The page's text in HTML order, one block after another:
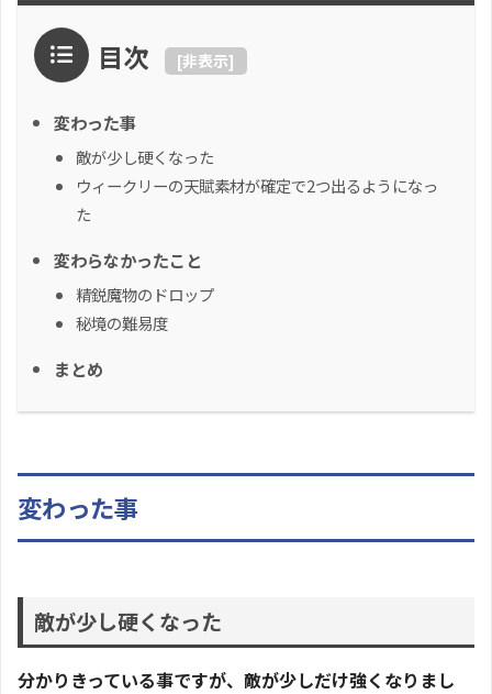
目次 [非表示]
変わった事
敵が少し硬くなった
ウィークリーの天賦素材が確定で2つ出るようになっ
た
変わらなかったこと
精鋭魔物のドロップ
秘境の難易度
まとめ
変わった事
敵が少し硬くなった
分かりきっている事ですが、敵が少しだけ強くなりまし